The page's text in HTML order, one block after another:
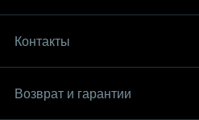
Контакты
Возврат и гарантии